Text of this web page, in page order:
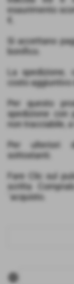
esaurimento
Si accettano
bonifico.
La spedizione,
costo aggiuntivo
Per questo
spedizione con
non tracciabile, a
Per ulteriori
sottostanti.
Fare Clic sul
scritta
´acquisto.
remove_circle